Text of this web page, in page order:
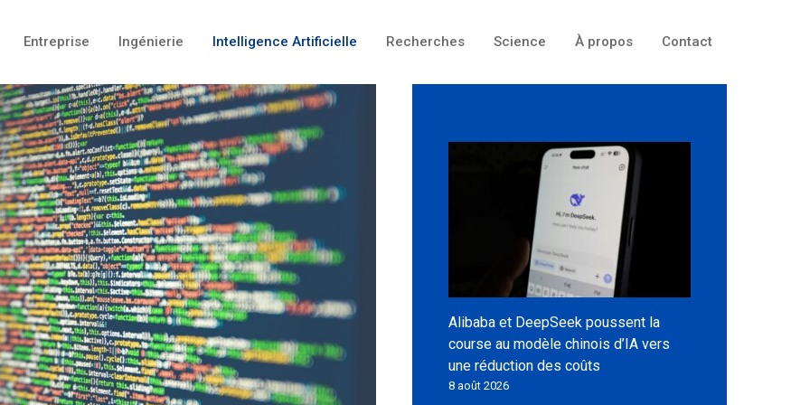
Entreprise Ingénierie Intelligence Artificielle Recherches Science À propos Contact
Alibaba et DeepSeek poussent la
course au modèle chinois d’IA vers
une réduction des coûts
8 août 2026